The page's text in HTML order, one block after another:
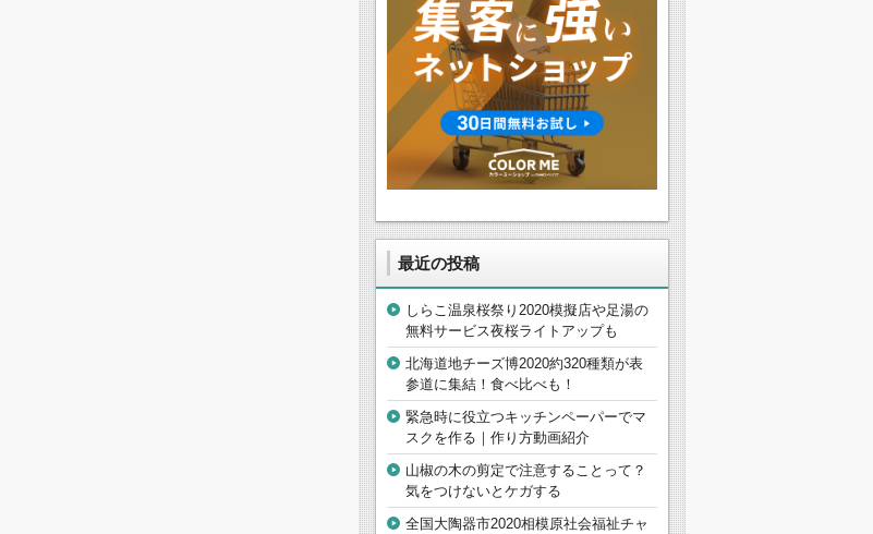
最近の投稿
しらこ温泉桜祭り2020模擬店や足湯の
無料サービス夜桜ライトアップも
北海道地チーズ博2020約320種類が表
参道に集結！食べ比べも！
緊急時に役立つキッチンペーパーでマ
スクを作る｜作り方動画紹介
山椒の木の剪定で注意することって？
気をつけないとケガする
全国大陶器市2020相模原社会福祉チャ